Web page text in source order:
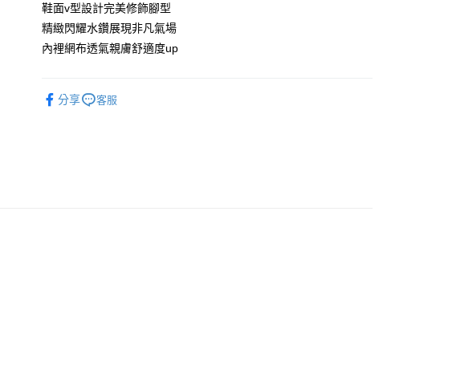
悠遊付
AFTEE先享後付
AFTEE先享後付是「在收到商品之後才付款」的支付方式。 讓您購物簡單
ATM付款
鞋面v型設計完美修飾腳型
精緻閃耀水鑽展現非凡氣場
內裡網布透氣親膚舒適度up
分享 客服